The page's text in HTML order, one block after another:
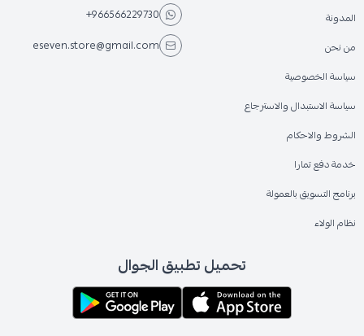
المدونة
من نحن
سياسة الخصوصية
سياسة الاستبدال والاسترجاع
الشروط والاحكام
خدمة دفع تمارا
برنامج التسويق بالعمولة
نظام الولاء
+966566229730
eseven.store@gmail.com
تحميل تطبيق الجوال